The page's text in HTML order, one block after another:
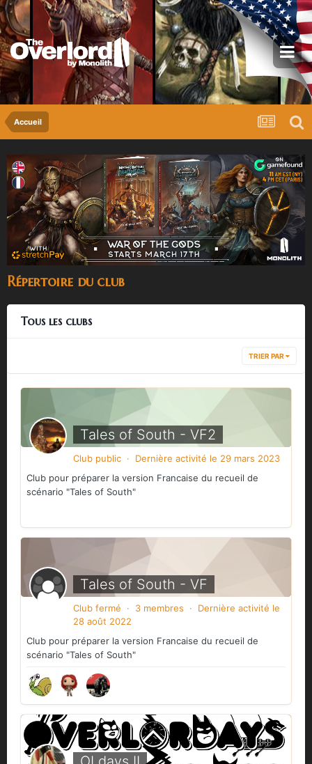
Accueil
Répertoire du club
Tous les clubs
TRIER PAR
Tales of South - VF2
Club public · Dernière activité le 29 mars 2023
Club pour préparer la version Francaise du recueil de
scénario "Tales of South"
Tales of South - VF
Club fermé · 3 membres · Dernière activité le
28 août 2022
Club pour préparer la version Francaise du recueil de
scénario "Tales of South"